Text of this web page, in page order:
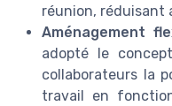
réunion, réduisant
Aménagement
adopté le
collaborateurs la
travail en